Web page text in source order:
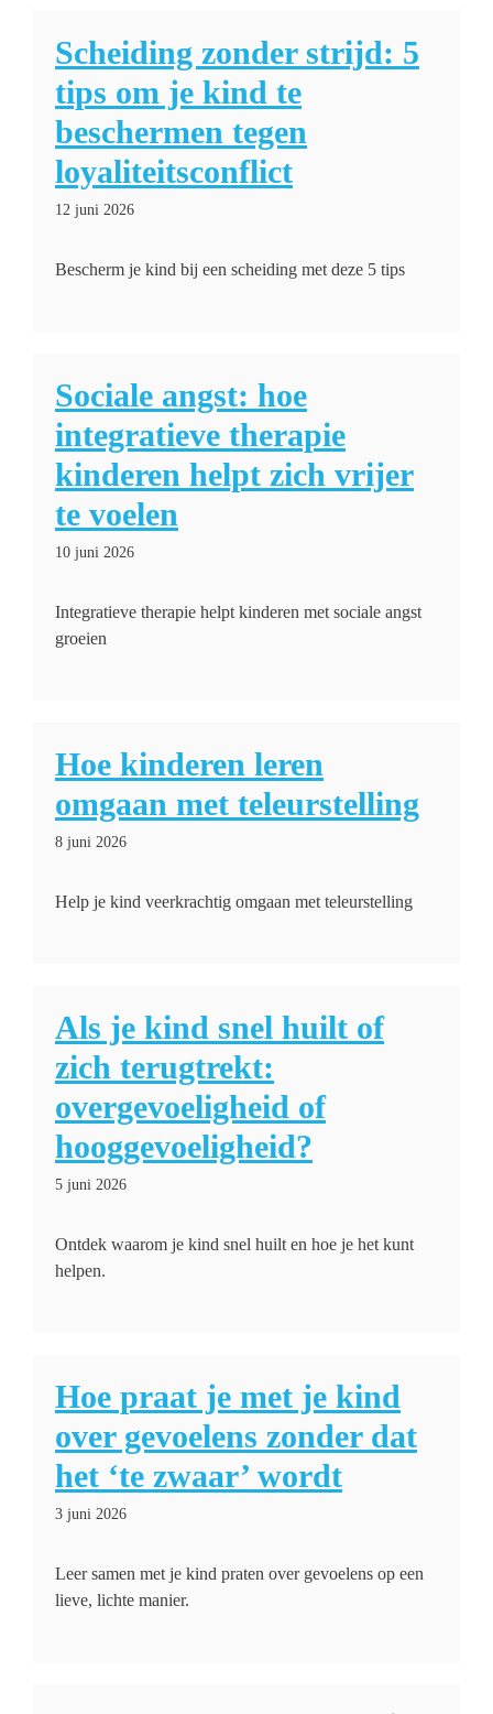
Scheiding zonder strijd: 5
tips om je kind te
beschermen tegen
loyaliteitsconflict
12 juni 2026
Bescherm je kind bij een scheiding met deze 5 tips
Sociale angst: hoe
integratieve therapie
kinderen helpt zich vrijer
te voelen
10 juni 2026
Integratieve therapie helpt kinderen met sociale angst
groeien
Hoe kinderen leren
omgaan met teleurstelling
8 juni 2026
Help je kind veerkrachtig omgaan met teleurstelling
Als je kind snel huilt of
zich terugtrekt:
overgevoeligheid of
hooggevoeligheid?
5 juni 2026
Ontdek waarom je kind snel huilt en hoe je het kunt
helpen.
Hoe praat je met je kind
over gevoelens zonder dat
het ‘te zwaar’ wordt
3 juni 2026
Leer samen met je kind praten over gevoelens op een
lieve, lichte manier.